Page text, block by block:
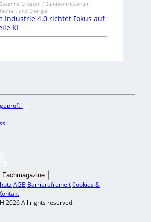
Eriksson / Bundesministerium
und Energie
Industrie 4.0 richtet Fokus auf
KI
Fachmagazine
AGB BarrierefreiheitCookies &
2026 All rights reserved.